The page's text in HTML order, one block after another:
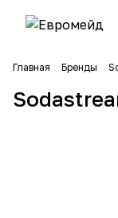
Главная Бренды